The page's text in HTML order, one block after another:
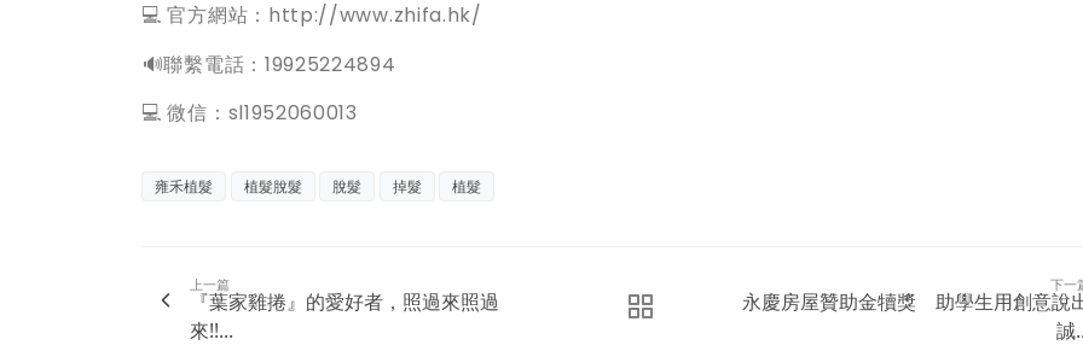
💻 官方網站：http://www.zhifa.hk/
️🔊聯繫電話：19925224894
💻 微信：sl1952060013
雍禾植髮 植髮脫髮 脫髮 掉髮 植髮
上一篇
『葉家雞捲』的愛好者，照過來照過
來!!...
下一
永慶房屋贊助金犢獎 助學生用創意說
誠